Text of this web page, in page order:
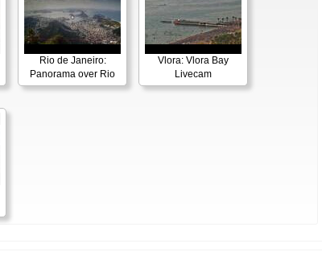
Rio de Janeiro:
Panorama over Rio
Vlora: Vlora Bay
Livecam